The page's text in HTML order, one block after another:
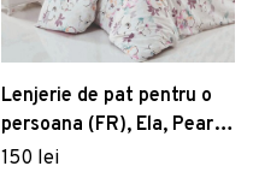
Lenjerie de pat pentru o
persoana (FR), Ela, Pearl
Home, Bumbac Ranforce
150 lei